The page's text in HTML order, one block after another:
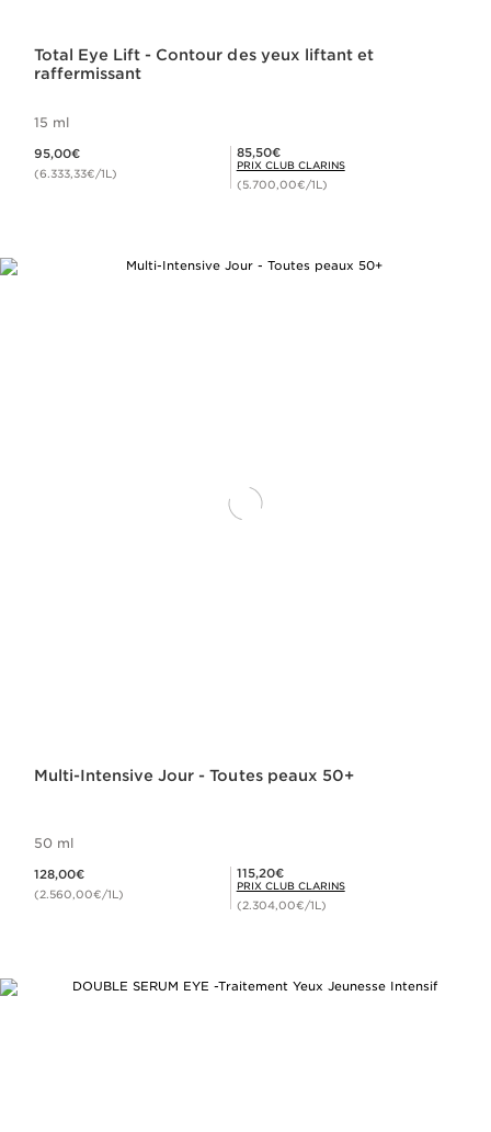
Total Eye Lift - Contour des yeux liftant et
raffermissant
15 ml
95,00€
(6.333,33€/1L)
Prix Club Clarins 85,50€
85,50€
PRIX CLUB CLARINS
(5.700,00€/1L)
Multi-Intensive Jour - Toutes peaux 50+
50 ml
128,00€
(2.560,00€/1L)
Prix Club Clarins 115,20€
115,20€
PRIX CLUB CLARINS
(2.304,00€/1L)